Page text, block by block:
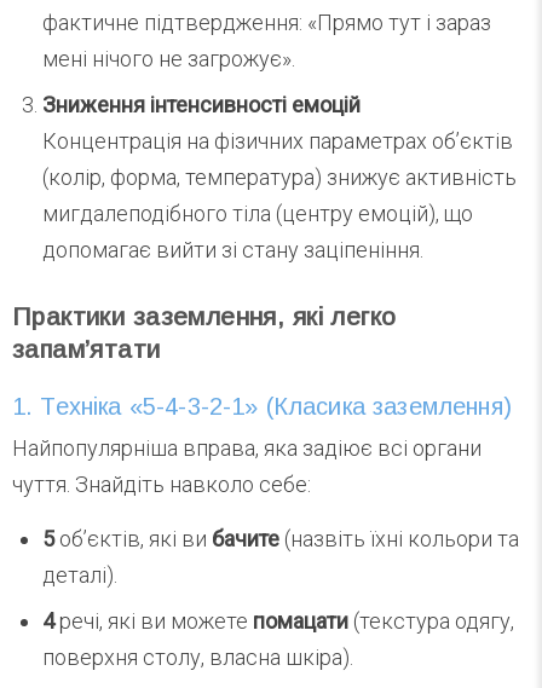
фактичне підтвердження: «Прямо тут і зараз
мені нічого не загрожує».
Зниження інтенсивності емоцій
Концентрація на фізичних параметрах об’єктів
(колір, форма, температура) знижує активність
мигдалеподібного тіла (центру емоцій), що
допомагає вийти зі стану заціпеніння.
Практики заземлення, які легко
запам’ятати
1. Техніка «5-4-3-2-1» (Класика заземлення)
Найпопулярніша вправа, яка задіює всі органи
чуття. Знайдіть навколо себе:
5об’єктів, які ви бачите (назвіть їхні кольори та
деталі).
4речі, які ви можете помацати (текстура одягу,
поверхня столу, власна шкіра).